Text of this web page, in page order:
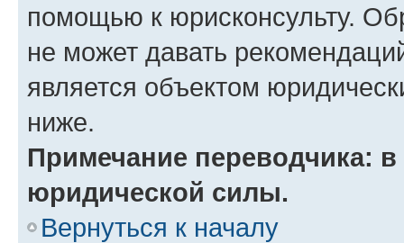
помощью к юрисконсульту.
не может давать
является объектом
ниже.
Примечание переводчика:
юридической силы.
Вернуться к началу